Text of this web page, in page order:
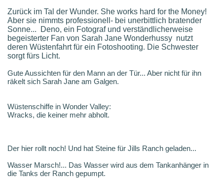
Zurück im Tal der Wunder. She works hard for the Money!
Aber sie nimmts professionell- bei unerbittlich bratender
Sonne... Deno, ein Fotograf und verständlicherweise
begeisterter Fan von Sarah Jane Wonderhussy nutzt
deren Wüstenfahrt für ein Fotoshooting. Die Schwester
sorgt fürs Licht.
Gute Aussichten für den Mann an der Tür... Aber nicht für ihn
räkelt sich Sarah Jane am Galgen.
Wüstenschiffe in Wonder Valley:
Wracks, die keiner mehr abholt.
Der hier rollt noch! Und hat Steine für Jills Ranch geladen...
Wasser Marsch!... Das Wasser wird aus dem Tankanhänger in
die Tanks der Ranch gepumpt.